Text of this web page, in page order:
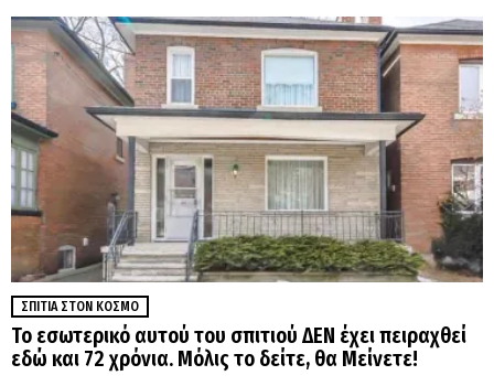
ΣΠΊΤΙΑ ΣΤΟΝ ΚΌΣΜΟ
Το εσωτερικό αυτού του σπιτιού ΔΕΝ έχει πειραχθεί
εδώ και 72 χρόνια. Μόλις το δείτε, θα Μείνετε!